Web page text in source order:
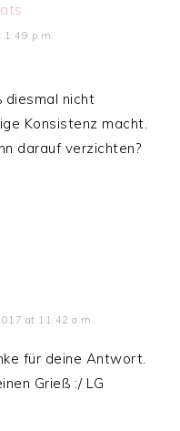
1:49 p.m.
diesmal nicht
Konsistenz macht.
darauf verzichten?
at 11:42 a.m.
für deine Antwort.
Grieß :/ LG